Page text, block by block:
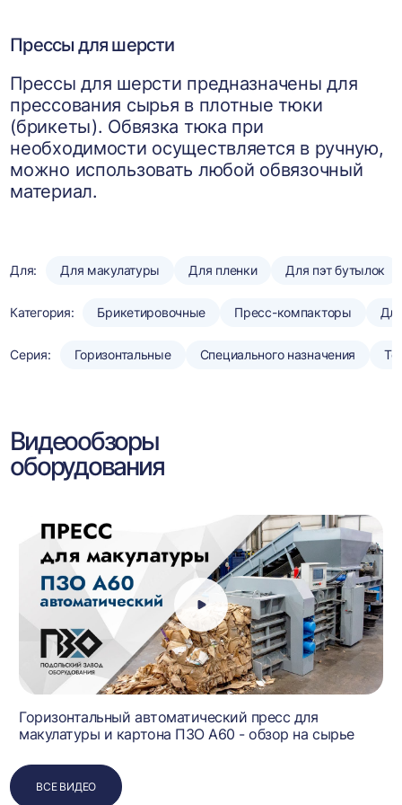
Прессы для шерсти
Прессы для шерсти предназначены для
прессования сырья в плотные тюки
(брикеты). Обвязка тюка при
необходимости осуществляется в ручную,
можно использовать любой обвязочный
материал.
Для: Для макулатуры Для пленки Для пэт бутылок
Категория: Брикетировочные Пресс-компакторы
Серия: Горизонтальные Специального назначения
Видеообзоры
оборудования
Горизонтальный автоматический пресс для
макулатуры и картона ПЗО А60 - обзор на сырье
ВСЕ ВИДЕО